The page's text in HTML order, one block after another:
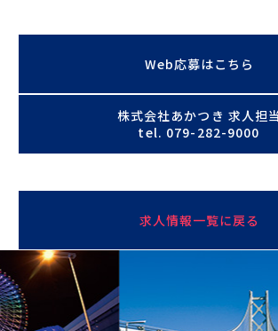
Web応募はこちら
株式会社あかつき 求人担当
tel. 079-282-9000
求人情報一覧に戻る